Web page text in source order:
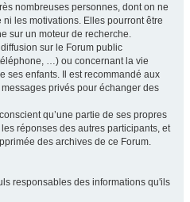
nombreuses personnes, dont on ne
les motivations. Elles pourront être
sur un moteur de recherche.
sur le Forum public
…) ou concernant la vie
ses enfants. Il est recommandé aux
privés pour échanger des
qu’une partie de ses propres
réponses des autres participants, et
des archives de ce Forum.
responsables des informations qu'ils